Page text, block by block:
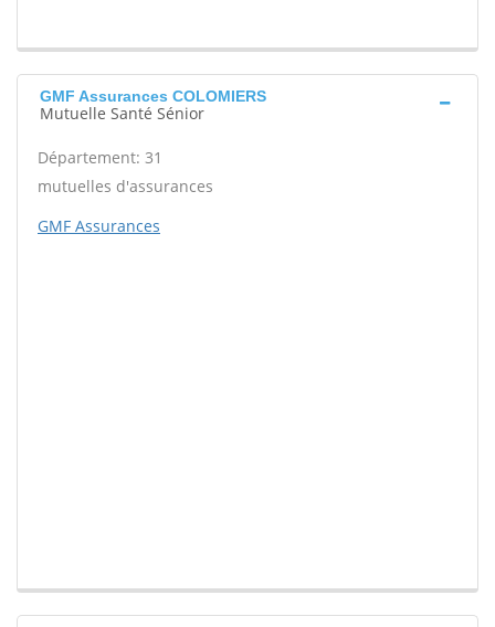
GMF Assurances COLOMIERS
Mutuelle Santé Sénior
Département: 31
mutuelles d'assurances
GMF Assurances